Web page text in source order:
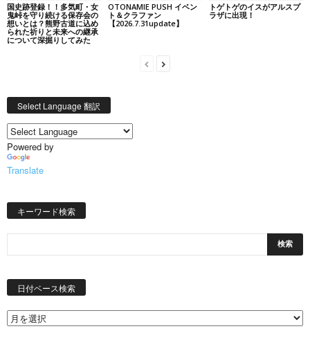
国史跡登録！！多気町・女
鬼峠を守り続ける保存会の
想いとは？熊野古道に込め
られた祈りと未来への継承
について深掘りしてみた
OTONAMIE PUSH イベン
ト＆クラファン
【2026.7.31update】
トゲトゲのイスがアルスプ
ラザに出現！
Select Language 翻訳
Powered by
Translate
キーワード検索
日付ベース検索
ス